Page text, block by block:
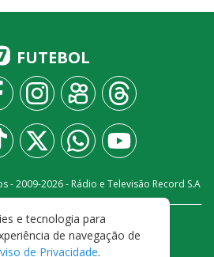
FUTEBOL
- 2009-2026- Rádio e Televisão Record S.A
CONOSCO
PRIVACIDADE
E CONDIÇÕES DE USO
e tecnologia para
de navegação de
de Privacidade.